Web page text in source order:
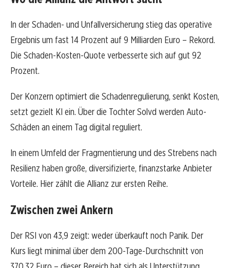
In der Schaden- und Unfallversicherung stieg das operative
Ergebnis um fast 14 Prozent auf 9 Milliarden Euro – Rekord.
Die Schaden-Kosten-Quote verbesserte sich auf gut 92
Prozent.
Der Konzern optimiert die Schadenregulierung, senkt Kosten,
setzt gezielt KI ein. Über die Tochter Solvd werden Auto-
Schäden an einem Tag digital reguliert.
In einem Umfeld der Fragmentierung und des Strebens nach
Resilienz haben große, diversifizierte, finanzstarke Anbieter
Vorteile. Hier zählt die Allianz zur ersten Reihe.
Zwischen zwei Ankern
Der RSI von 43,9 zeigt: weder überkauft noch Panik. Der
Kurs liegt minimal über dem 200-Tage-Durchschnitt von